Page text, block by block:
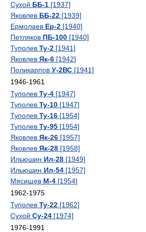
Сухой ББ-1 [1937]
Яковлев ББ-22 [1939]
Ермолаев Ер-2 [1940]
Петляков ПБ-100 [1940]
Туполев Ту-2 [1941]
Яковлев Як-6 [1942]
Поликарпов У-2ВС [1941]
1946-1961
Туполев Ту-4 [1947]
Туполев Ту-10 [1947]
Туполев Ту-16 [1954]
Туполев Ту-95 [1954]
Яковлев Як-26 [1957]
Яковлев Як-28 [1958]
Ильюшин Ил-28 [1949]
Ильюшин Ил-54 [1957]
Мясищев М-4 [1954]
1962-1975
Туполев Ту-22 [1962]
Сухой Су-24 [1974]
1976-1991